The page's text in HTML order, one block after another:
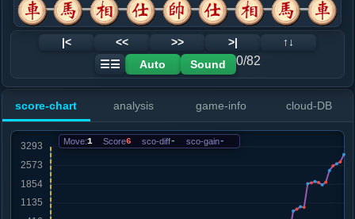
.....砲９平７
红+53
卒５进１
12. 相三进五
红+42
红+321
砲７进５
13. 炮七进四
红+154
兵三进一
.....马６进８
红+270
15. 兵三进一
.....象７进５
16. 炮七平一
|< << >> >|
↑↓
☰☰
Auto Sound 0/82
score-chart analysis game-info cloud-DB
Move:1 Score6 sco-diff- sco-gain-